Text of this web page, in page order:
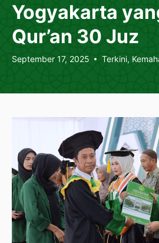
Yogyakarta
Qur’an 30 Juz
September 17, 2025 Terkini,